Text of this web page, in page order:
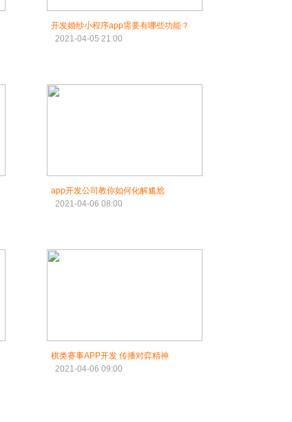
开发婚纱小程序app需要有哪些功能？
2021-04-05 21:00
app开发公司教你如何化解尴尬
2021-04-06 08:00
棋类赛事APP开发 传播对弈精神
2021-04-06 09:00